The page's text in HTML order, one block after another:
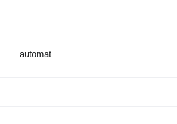
automat